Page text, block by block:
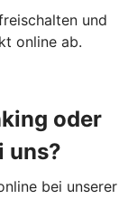
und
online ab.
oder
uns?
bei unserer